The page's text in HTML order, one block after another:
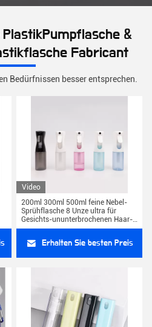
&
Fabricant
Bedürfnissen besser entsprechen.
Video
200ml 300ml 500ml feine Nebel-
Sprühflasche 8 Unze ultra für
Gesichts-ununterbrochenen Haar-
Herrn Matte Frosted
Erhalten Sie besten Preis